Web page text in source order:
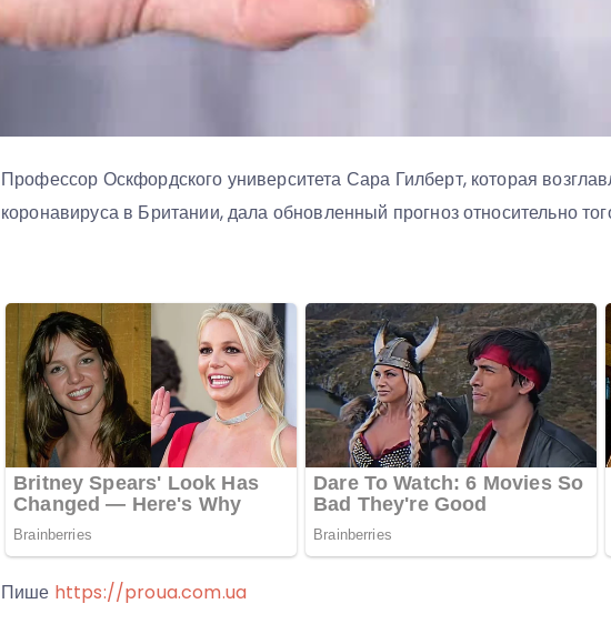
Профессор Оскфордского университета Сара Гилберт, которая
коронавируса в Британии, дала обновленный прогноз относительно
Пише https://proua.com.ua